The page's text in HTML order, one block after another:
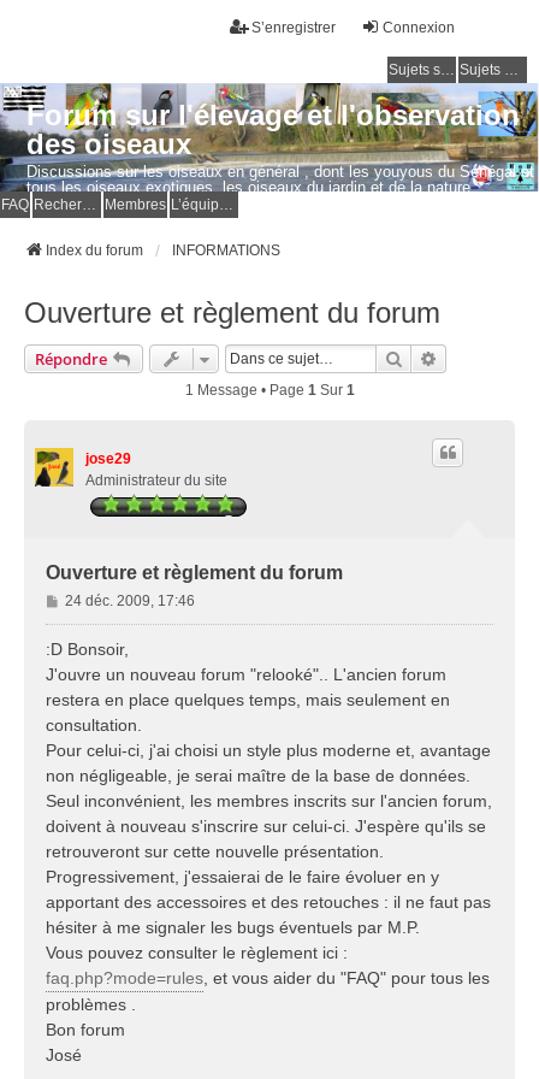
Connexion
S’enregistrer
Sujets sans réponse Sujets actifs
Forum sur l'élevage et l'observation
des oiseaux
Discussions sur les oiseaux en général , dont les youyous du Sénégal et
tous les oiseaux exotiques, les oiseaux du jardin et de la nature.
Questions, photos, expériences.
FAQ Membres
Index du forum INFORMATIONS
Ouverture et règlement du forum
Répondre Rechercher
1 Message • Page 1 Sur 1
jose29
Administrateur du site
Ouverture et règlement du forum
M
e
s
g
e
24 déc. 2009, 17:46
:D Bonsoir,
J'ouvre un nouveau forum "relooké".. L'ancien forum
restera en place quelques temps, mais seulement en
consultation.
Pour celui-ci, j'ai choisi un style plus moderne et, avantage
non négligeable, je serai maître de la base de données.
Seul inconvénient, les membres inscrits sur l'ancien forum,
doivent à nouveau s'inscrire sur celui-ci. J'espère qu'ils se
retrouveront sur cette nouvelle présentation.
Progressivement, j'essaierai de le faire évoluer en y
apportant des accessoires et des retouches : il ne faut pas
hésiter à me signaler les bugs éventuels par M.P.
Vous pouvez consulter le règlement ici :
faq.php?mode=rules, et vous aider du "FAQ" pour tous les
problèmes .
Bon forum
José